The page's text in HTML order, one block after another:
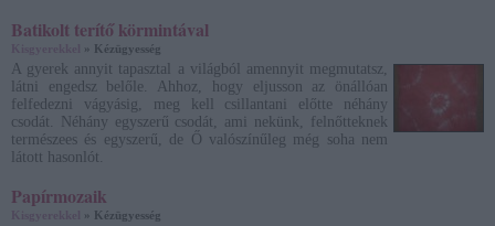
Batikolt terítő körmintával
» Kézügyesség
A gyerek annyit tapasztal a világból amennyit megmutatsz,
látni engedsz belőle. Ahhoz, hogy eljusson az önállóan
felfedezni vágyásig, meg kell csillantani előtte néhány
csodát. Néhány egyszerű csodát, ami nekünk, felnőtteknek
természees és egyszerű, de Ő valószínűleg még soha nem
látott hasonlót.
Papírmozaik
» Kézügyesség